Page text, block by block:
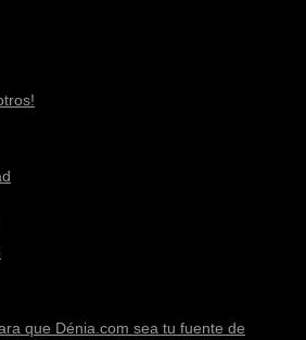
que Dénia.com sea tu fuente de